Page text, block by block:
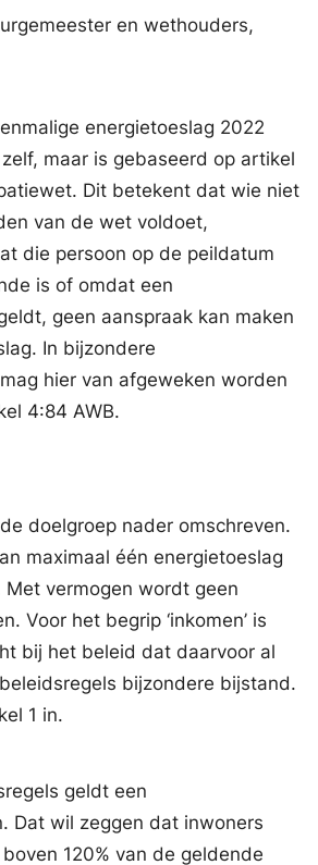
en wethouders,
energietoeslag 2022
maar is gebaseerd op artikel
Dit betekent dat wie niet
van de wet voldoet,
die persoon op de peildatum
is of omdat een
geen aanspraak kan maken
In bijzondere
hier van afgeweken worden
4:84 AWB.
doelgroep nader omschreven.
maximaal één energietoeslag
vermogen wordt geen
Voor het begrip ‘inkomen’ is
bij het beleid dat daarvoor al
bijzondere bijstand.
1 in.
geldt een
Dat wil zeggen dat inwoners
120% van de geldende